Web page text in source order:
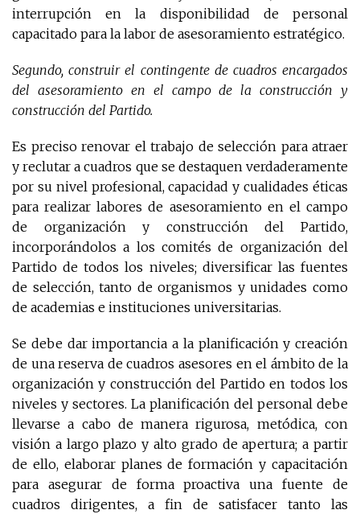
interrupción en la disponibilidad de personal
capacitado para la labor de asesoramiento estratégico.
Segundo, construir el contingente de cuadros encargados
del asesoramiento en el campo de la construcción y
construcción del Partido.
Es preciso renovar el trabajo de selección para atraer
y reclutar a cuadros que se destaquen verdaderamente
por su nivel profesional, capacidad y cualidades éticas
para realizar labores de asesoramiento en el campo
de organización y construcción del Partido,
incorporándolos a los comités de organización del
Partido de todos los niveles; diversificar las fuentes
de selección, tanto de organismos y unidades como
de academias e instituciones universitarias.
Se debe dar importancia a la planificación y creación
de una reserva de cuadros asesores en el ámbito de la
organización y construcción del Partido en todos los
niveles y sectores. La planificación del personal debe
llevarse a cabo de manera rigurosa, metódica, con
visión a largo plazo y alto grado de apertura; a partir
de ello, elaborar planes de formación y capacitación
para asegurar de forma proactiva una fuente de
cuadros dirigentes, a fin de satisfacer tanto las